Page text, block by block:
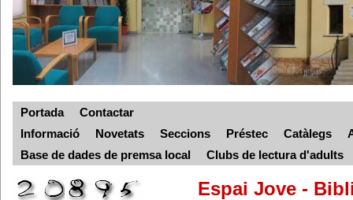
Portada
Contactar
Informació
Novetats Seccions Préstec Catàlegs
Base de dades de premsa local
Clubs de lectura d'adults
Espai Jove -